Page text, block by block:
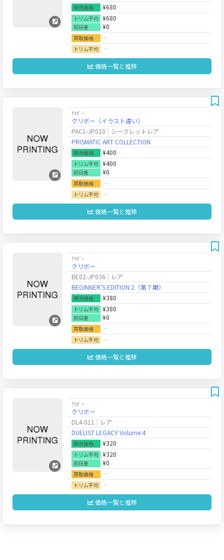
販売価格 ¥680
トリム平均 ¥680
前日差 ¥0
買取価格 ‐
トリム平均 ‐
価格一覧と推移
ｸﾘﾎﾞｰ
クリボー（イラスト違い）
PAC1-JP010
シークレットレア
PRISMATIC ART COLLECTION
販売価格 ¥400
トリム平均 ¥400
前日差 ¥0
買取価格 ‐
トリム平均 ‐
価格一覧と推移
ｸﾘﾎﾞｰ
クリボー
BE02-JP036
レア
BEGINNER'S EDITION 2（第７期）
販売価格 ¥380
トリム平均 ¥380
前日差 ¥0
買取価格 ‐
トリム平均 ‐
価格一覧と推移
ｸﾘﾎﾞｰ
クリボー
DL4-011
レア
DUELIST LEGACY Volume.4
販売価格 ¥320
トリム平均 ¥320
前日差 ¥0
買取価格 ‐
トリム平均 ‐
価格一覧と推移